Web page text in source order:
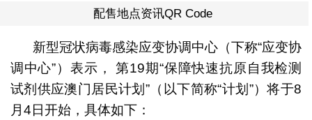
配售地点资讯QR Code
新型冠状病毒感染应变协调中心（下称“应变协
调中心”）表示， 第19期“保障快速抗原自我检测
试剂供应澳门居民计划”（以下简称“计划”）将于8
月4日开始，具体如下：